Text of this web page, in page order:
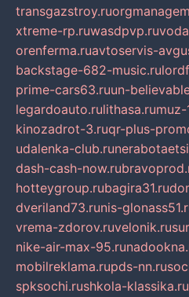
transgazstroy.ru
xtreme-rp.ruwasdpvp.ru
orenferma.ruavtoservis-
backstage-682-music.ru
prime-cars63.ruun-
legardoauto.rulithasa.rumuz-
kinozadrot-3.ruqr-plus-
udalenka-club.ru
dash-cash-now.ru
hotteygroup.rubagira31.ru
dveriland73.runis-
vrema-zdorov.ruvelonik.ru
nike-air-max-95.ru
mobilreklama.rupds-nn.ru
spksochi.rushkola-klassika.ru